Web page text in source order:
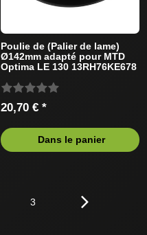
Poulie de (Palier de lame)
Ø142mm adapté pour MTD
Optima LE 130 13RH76KE678
20,70 € *
Dans le panier
3